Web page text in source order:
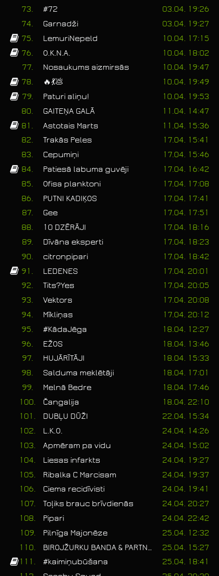
73.
#72
03.04. 19:26
74.
Garnadži
03.04. 19:27
75.
LemuriNepeld
10.04. 17:15
76.
O.K.N.A.
10.04. 18:02
77.
Nosaukums aizmirsās
10.04. 19:47
78.
🔥💃💩
10.04. 19:49
79.
Paturi aliņu!
10.04. 19:53
80.
GAITEŅA GALĀ
11.04. 14:47
81.
Astotais Marts
11.04. 15:36
82.
Trakās Peles
17.04. 15:41
83.
Cepumiņi
17.04. 15:46
84.
Patiesā labuma guvēji
17.04. 16:42
85.
Ofisa planktoni
17.04. 17:08
86.
PUTNI KADIĶOS
17.04. 17:41
87.
Gee
17.04. 17:51
88.
10 DZĒRĀJI
17.04. 18:16
89.
Dīvāna eksperti
17.04. 18:23
90.
citronpipari
17.04. 18:42
91.
LEDENES
17.04. 20:01
92.
Tits?Yes
17.04. 20:05
93.
Vektors
17.04. 20:08
94.
Mīkliņas
17.04. 20:12
95.
#KādaJēga
18.04. 12:27
96.
EŽOS
18.04. 13:46
97.
HUJĀRĪTĀJI
18.04. 15:33
98.
Salduma meklētāji
18.04. 17:01
99.
Melnā Bedre
18.04. 17:46
100.
Čangalija
18.04. 22:10
101.
DUBĻU DŪŽI
22.04. 15:34
102.
L.K.O.
24.04. 14:26
103.
Apmēram pa vidu
24.04. 15:02
104.
Liesas infarkts
24.04. 19:27
105.
Ribalka C Marcisam
24.04. 19:37
106.
Ciema recidīvisti
24.04. 19:41
107.
Toļiks brauc brīvdienās
24.04. 20:27
108.
Pipari
24.04. 22:42
109.
Pilnīga Majonēze
25.04. 12:32
110.
BIROJŽURKU BANDA & PARTNERI
25.04. 15:27
111.
#kaimiņubūšana
25.04. 18:41